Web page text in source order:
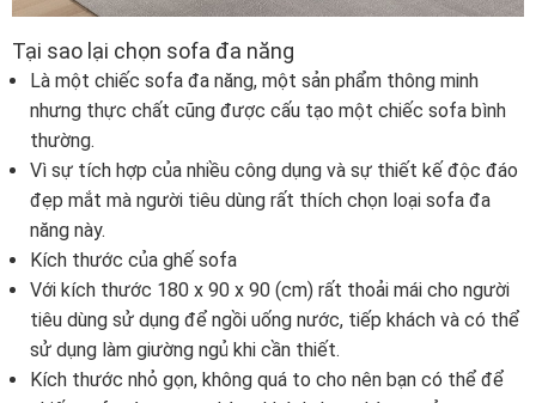
Tại sao lại chọn sofa đa năng
Là một chiếc sofa đa năng, một sản phẩm thông minh
nhưng thực chất cũng được cấu tạo một chiếc sofa bình
thường.
Vì sự tích hợp của nhiều công dụng và sự thiết kế độc đáo
đẹp mắt mà người tiêu dùng rất thích chọn loại sofa đa
năng này.
Kích thước của ghế sofa
Với kích thước 180 x 90 x 90 (cm) rất thoải mái cho người
tiêu dùng sử dụng để ngồi uống nước, tiếp khách và có thể
sử dụng làm giường ngủ khi cần thiết.
Kích thước nhỏ gọn, không quá to cho nên bạn có thể để